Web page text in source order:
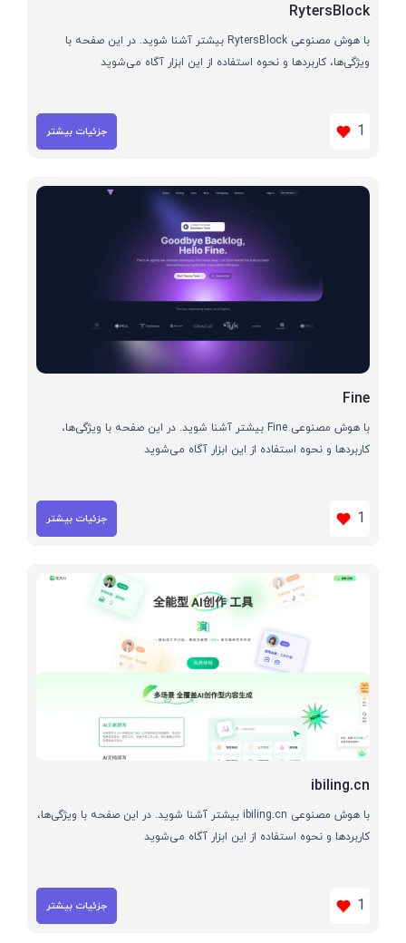
RytersBlock
با هوش مصنوعی RytersBlock بیشتر آشنا شوید. در این صفحه با
ویژگی‌ها، کاربردها و نحوه استفاده از این ابزار آگاه می‌شوید
1 جزئیات بیشتر
Fine
با هوش مصنوعی Fine بیشتر آشنا شوید. در این صفحه با ویژگی‌ها،
کاربردها و نحوه استفاده از این ابزار آگاه می‌شوید
1 جزئیات بیشتر
ibiling.cn
با هوش مصنوعی ibiling.cn بیشتر آشنا شوید. در این صفحه با ویژگی‌ها،
کاربردها و نحوه استفاده از این ابزار آگاه می‌شوید
1 جزئیات بیشتر